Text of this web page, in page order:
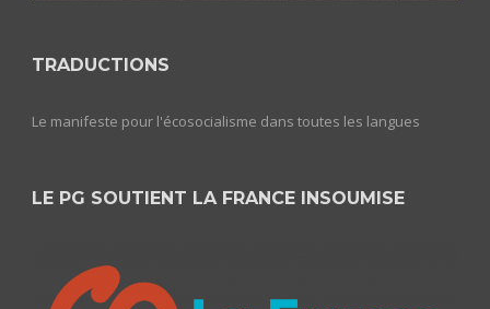
TRADUCTIONS
Le manifeste pour l'écosocialisme dans toutes les langues
LE PG SOUTIENT LA FRANCE INSOUMISE